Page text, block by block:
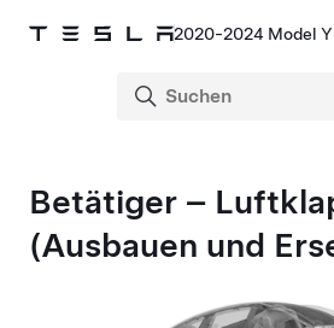
2020-2024 Model
Betätiger –
(Ausbauen und